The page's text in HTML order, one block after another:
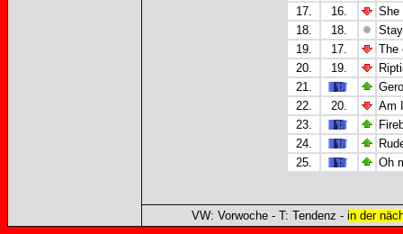
17.
16.
She
18.
18.
19.
17.
The
20.
19.
21.
22.
20.
Am
23.
24.
25.
Oh
VW: Vorwoche - T: Tendenz - in der